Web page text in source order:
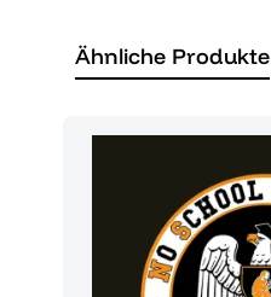
Ähnliche Produkte